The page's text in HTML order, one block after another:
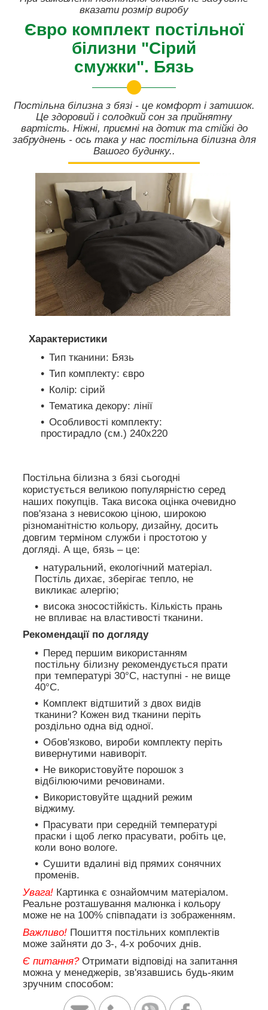
вказати розмір виробу
Євро комплект постільної
білизни "Сірий
смужки". Бязь
Постільна білизна з бязі - це комфорт і затишок.
Це здоровий і солодкий сон за прийнятну
вартість. Ніжні, приємні на дотик та стійкі до
забруднень - ось така у нас постільна білизна для
Вашого будинку..
Характеристики
Тип тканини: Бязь
Тип комплекту: євро
Колір: сірий
Тематика декору: лінії
Особливості комплекту:
простирадло (см.) 240х220
Постільна білизна з бязі сьогодні
користується великою популярністю серед
наших покупців. Така висока оцінка очевидно
пов'язана з невисокою ціною, широкою
різноманітністю кольору, дизайну, досить
довгим терміном служби і простотою у
догляді. А ще, бязь – це:
натуральний, екологічний матеріал.
Постіль дихає, зберігає тепло, не
викликає алергію;
висока зносостійкість. Кількість прань
не впливає на властивості тканини.
Рекомендації по догляду
Перед першим використанням
постільну білизну рекомендується прати
при температурі 30°C, наступні - не вище
40°C.
Комплект відтшитий з двох видів
тканини? Кожен вид тканини періть
роздільно одна від одної.
Обов'язково, вироби комплекту періть
вивернутими навиворіт.
Не використовуйте порошок з
відбілюючими речовинами.
Використовуйте щадний режим
віджиму.
Прасувати при середній температурі
праски і щоб легко прасувати, робіть це,
коли воно вологе.
Сушити вдалині від прямих сонячних
променів.
Увага! Картинка є ознайомчим матеріалом.
Реальне розташування малюнка і кольору
може не на 100% співпадати із зображенням.
Важливо! Пошиття постільних комплектів
може зайняти до 3-, 4-х робочих днів.
Є питання? Отримати відповіді на запитання
можна у менеджерів, зв'язавшись будь-яким
зручним способом: